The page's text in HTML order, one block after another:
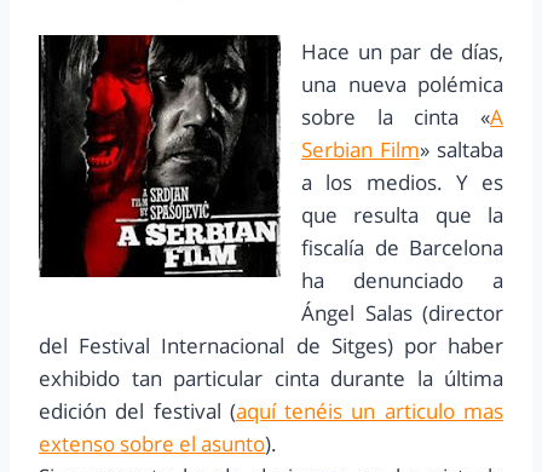
Hace un par de días,
una nueva polémica
sobre la cinta «A
Serbian Film» saltaba
a los medios. Y es
que resulta que la
fiscalía de Barcelona
ha denunciado a
Ángel Salas (director
del Festival Internacional de Sitges) por haber
exhibido tan particular cinta durante la última
edición del festival (aquí tenéis un articulo mas
extenso sobre el asunto).